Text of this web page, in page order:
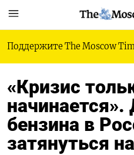
Поддержите The Moscow
«Кризис
бензина в
затянуться